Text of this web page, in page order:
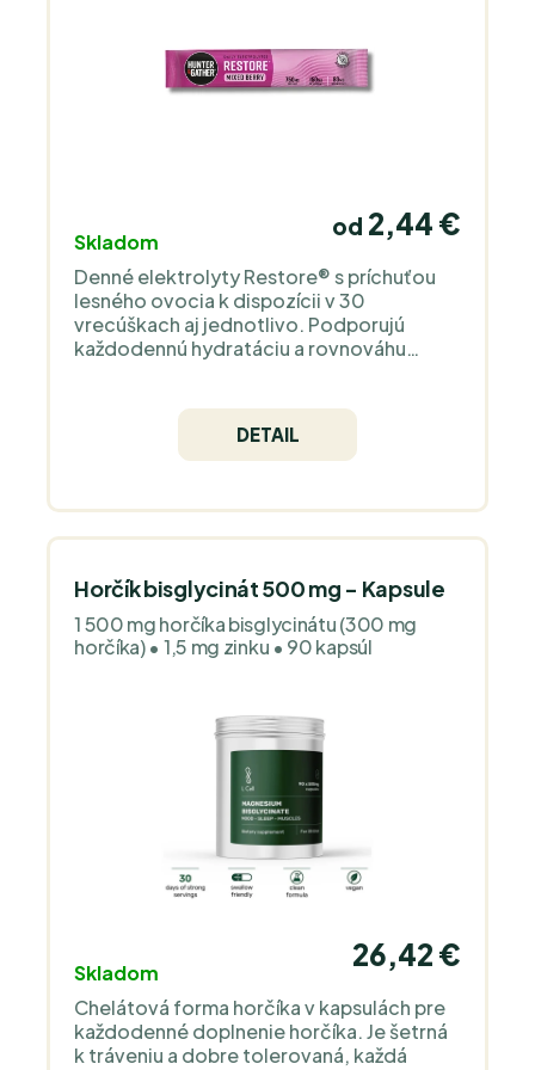
Skladom
od 2,44 €
Denné elektrolyty Restore® s príchuťou
lesného ovocia k dispozícii v 30
vrecúškach aj jednotlivo. Podporujú
každodennú hydratáciu a rovnováhu
mníšskym ovocím.
DETAIL
Horčík bisglycinát 500 mg - Kapsule
1 500 mg horčíka bisglycinátu (300 mg
horčíka) • 1,5 mg zinku • 90 kapsúl
Skladom
26,42 €
Chelátová forma horčíka v kapsulách pre
každodenné doplnenie horčíka. Je šetrná
k tráveniu a dobre tolerovaná, každá